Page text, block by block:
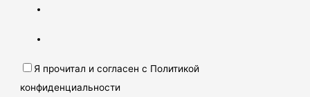
Я прочитал и согласен с Политикой
конфиденциальности